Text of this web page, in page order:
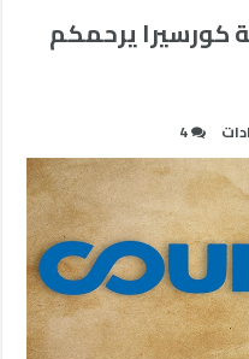
كورسيرا يرحمكم
4